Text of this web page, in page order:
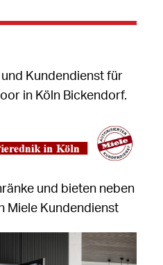
Kundendienst für
in Köln Bickendorf.
und bieten neben
Miele Kundendienst